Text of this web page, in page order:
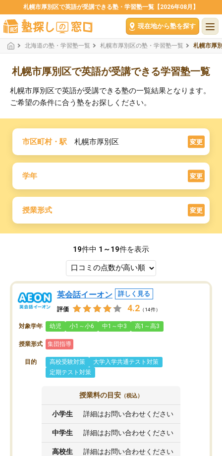
札幌市厚別区で英語が受講できる塾・学習塾一覧【2026年08月】
現在地から塾を探す
北海道の塾・学習塾一覧 札幌市厚別区の塾・学習塾一覧 札幌市厚
札幌市厚別区で英語が受講できる学習塾一覧
札幌市厚別区で英語が受講できる塾の一覧結果となります。
ご希望の条件に合う塾をお探しください。
市区町村・駅 札幌市厚別区 変更
学年 変更
授業形式 変更
19件中 1～19件を表示
英会話イーオン 詳しく見る
評価 4.2 （14件）
対象学年 幼児 小1～小6 中1～中3 高1～高3
授業形式 集団指導
目的 高校受験対策
大学入学共通テスト対策
定期テスト対策
授業料の目安 （税込）
小学生 詳細はお問い合わせください
中学生 詳細はお問い合わせください
高校生 詳細はお問い合わせください